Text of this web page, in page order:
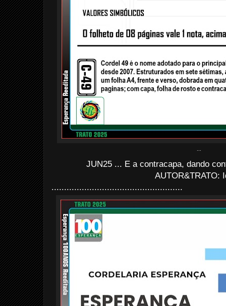
JUN25 ... E a contracapa, dando
AUTOR&TRATO:
....................................................